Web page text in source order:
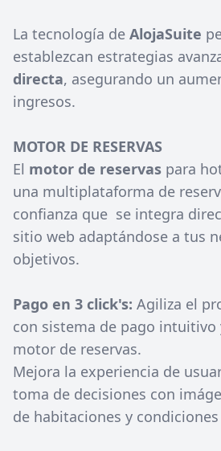
La tecnología de AlojaSuite
establezcan estrategias
directa, asegurando un
ingresos.
MOTOR DE RESERVAS
El motor de reservas para
una multiplataforma de
confianza que se integra
sitio web adaptándose a tus
objetivos.
Pago en 3 click's: Agiliza el
con sistema de pago intuitivo
motor de reservas.
Mejora la experiencia de
toma de decisiones con
de habitaciones y